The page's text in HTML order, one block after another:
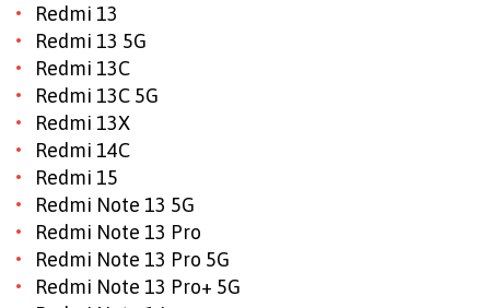
Redmi 13
Redmi 13 5G
Redmi 13C
Redmi 13C 5G
Redmi 13X
Redmi 14C
Redmi 15
Redmi Note 13 5G
Redmi Note 13 Pro
Redmi Note 13 Pro 5G
Redmi Note 13 Pro+ 5G